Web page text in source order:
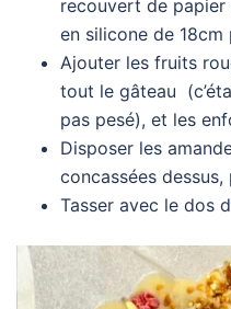
recouvert de papier
en silicone de 18cm
Ajouter les fruits
tout le gâteau
pas pesé), et les
Disposer les
concassées
Tasser avec le dos